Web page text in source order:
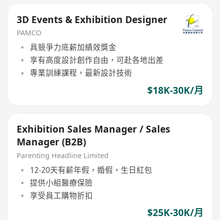
3D Events & Exhibition Designer
PAMCO
具競爭力底薪加績效獎金
享有高度設計創作自由，可赴各地出差
專業訓練課程，最新設計技術
$18K-30K/月
Exhibition Sales Manager / Sales
Manager (B2B)
Parenting Headline Limited
12-20天有薪年假，婚假，生日紅包
提供小組醫療保險
享受員工購物折扣
$25K-30K/月